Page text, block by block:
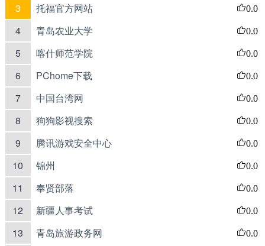
3 托福官方网站 0.0
4 青岛农业大学 0.0
5 喀什师范学院 0.0
6 PChome下载 0.0
7 中国台湾网 0.0
8 狗狗影视搜索 0.0
9 腾讯游戏安全中心 0.0
10 锦州 0.0
11 奉贤部落 0.0
12 新疆人事考试 0.0
13 青岛旅游政务网 0.0